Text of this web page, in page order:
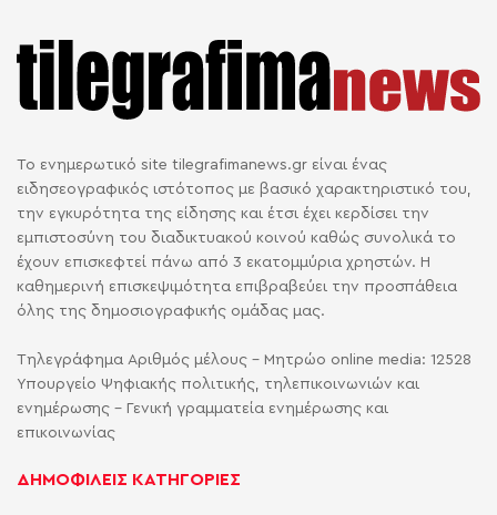
Το ενημερωτικό site tilegrafimanews.gr είναι ένας
ειδησεογραφικός ιστότοπος με βασικό χαρακτηριστικό του,
την εγκυρότητα της είδησης και έτσι έχει κερδίσει την
εμπιστοσύνη του διαδικτυακού κοινού καθώς συνολικά το
έχουν επισκεφτεί πάνω από 3 εκατομμύρια χρηστών. Η
καθημερινή επισκεψιμότητα επιβραβεύει την προσπάθεια
όλης της δημοσιογραφικής ομάδας μας.
Τηλεγράφημα Αριθμός μέλους - Μητρώο online media: 12528
Υπουργείο Ψηφιακής πολιτικής, τηλεπικοινωνιών και
ενημέρωσης - Γενική γραμματεία ενημέρωσης και
επικοινωνίας
ΔΗΜΟΦΙΛΕΙΣ ΚΑΤΗΓΟΡΙΕΣ